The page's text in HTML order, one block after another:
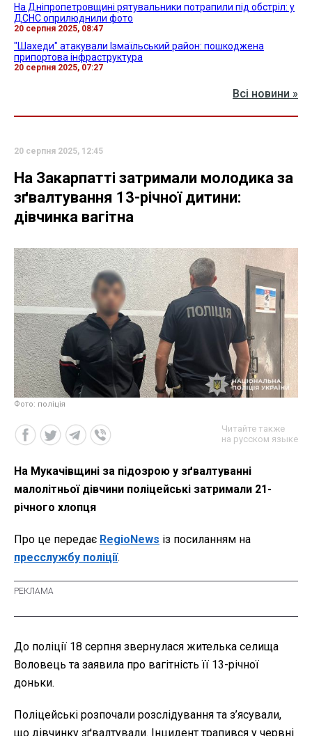
На Дніпропетровщині рятувальники потрапили під обстріл: у
ДСНС оприлюднили фото
20 серпня 2025, 08:47
"Шахеди" атакували Ізмаїльський район: пошкоджена
припортова інфраструктура
20 серпня 2025, 07:27
Всі новини »
20 серпня 2025, 12:45
На Закарпатті затримали молодика за
зґвалтування 13-річної дитини:
дівчинка вагітна
Фото: поліція
Читайте также
на русском языке
На Мукачівщині за підозрою у зґвалтуванні
малолітньої дівчини поліцейські затримали 21-
річного хлопця
Про це передає RegioNews із посиланням на
пресслужбу поліції.
До поліції 18 серпня звернулася жителька селища
Воловець та заявила про вагітність її 13-річної
доньки.
Поліцейські розпочали розслідування та з’ясували,
що дівчинку зґвалтували. Інцидент трапився у червні